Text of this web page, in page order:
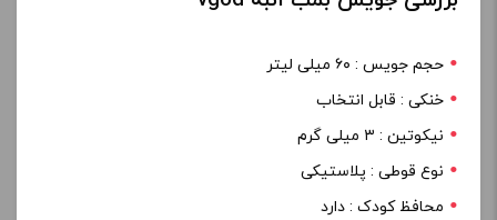
حجم جویس : ۶۰ میلی لیتر
خنکی : قابل انتخاب
نیکوتین : ۳ میلی گرم
نوع قوطی : پلاستیکی
محافظ کودک : دارد